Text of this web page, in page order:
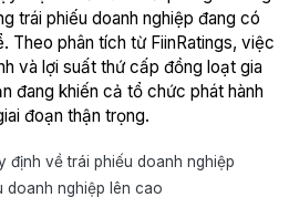
trái phiếu doanh nghiệp đang có
Theo phân tích từ FiinRatings, việc
và lợi suất thứ cấp đồng loạt gia
đang khiến cả tổ chức phát hành
đoạn thận trọng.
định về trái phiếu doanh nghiệp
doanh nghiệp lên cao